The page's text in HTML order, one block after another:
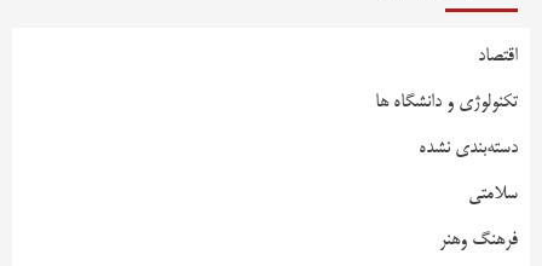
اقتصاد
تکنولوژی و دانشگاه ها
دسته‌بندی نشده
سلامتی
فرهنگ وهنر